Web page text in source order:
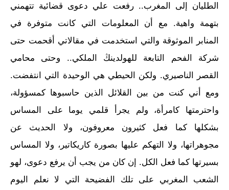
الطليان إلى المغرب.. رفعت علي دعوى قضائية تتهمني
بتهمة واهية. مع أن المعلومات التي كانت متوفرة في
المنابر الموثوقة والتي استخدمت في مقالاتي أقحمت حتى
شركة الفحم التابعة للهولدينڭ الملكي.. وحتى محامي
القصر الناصيري. ولكن الحيطي هي الوحيدة التي انتفضت.
ومع أني كنت من بين القلائل الذين حاسبوها كمسؤولة،
واحترمتها كامرأة، ولم يجرأ قلمي يوما على المساس
بشكلها كما فعل كثيرون معروفون، ولا الحديث عن
مجوهراتها، ولا التهكم عليها بصورة كاريكاتير، ولا المساس
بسيرتها كما فعل الكل. إن كان من يجب أن يرفع دعوى، لهو
الشعب المغربي على تلك الفضيحة التي لا نعلم اليوم